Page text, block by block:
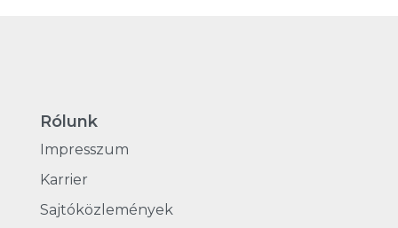
Rólunk
Impresszum
Karrier
Sajtóközlemények